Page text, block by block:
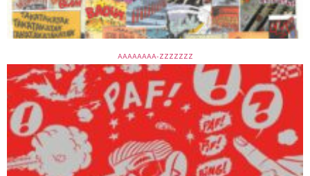
AAAAAAAA-ZZZZZZZ